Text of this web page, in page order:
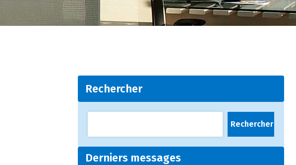
Rechercher
Rechercher
Derniers messages